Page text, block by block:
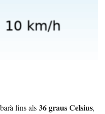
fins als36 graus Celsius,